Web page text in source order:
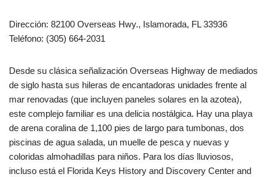
Dirección: 82100 Overseas Hwy., Islamorada, FL 33936
Teléfono: (305) 664-2031
Desde su clásica señalización Overseas Highway de mediados
de siglo hasta sus hileras de encantadoras unidades frente al
mar renovadas (que incluyen paneles solares en la azotea),
este complejo familiar es una delicia nostálgica. Hay una playa
de arena coralina de 1,100 pies de largo para tumbonas, dos
piscinas de agua salada, un muelle de pesca y nuevas y
coloridas almohadillas para niños. Para los días lluviosos,
incluso está el Florida Keys History and Discovery Center and